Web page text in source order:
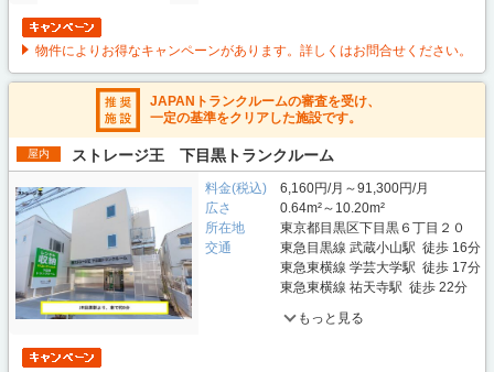
物件によりお得なキャンペーンがあります。詳しくはお問合せください。
JAPANトランクルームの審査を受け、
一定の基準をクリアした施設です。
屋内 ストレージ王 下目黒トランクルーム
料金(税込)
6,160円/月～91,300円/月
広さ
0.64m²～10.20m²
所在地
東京都目黒区下目黒６丁目２０
交通
東急目黒線 武蔵小山駅 徒歩 16分
東急東横線 学芸大学駅 徒歩 17分
東急東横線 祐天寺駅 徒歩 22分
もっと見る